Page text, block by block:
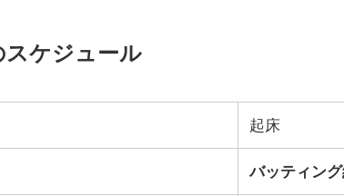
スケジュール
起床
バッティン